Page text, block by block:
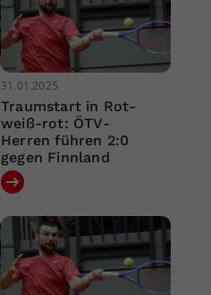
31.01.2025
Traumstart in Rot-
weiß-rot: ÖTV-
Herren führen 2:0
gegen Finnland